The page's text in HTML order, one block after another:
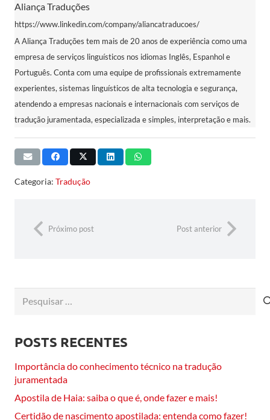
Aliança Traduções
https://www.linkedin.com/company/aliancatraducoes/
A Aliança Traduções tem mais de 20 anos de experiência como uma
empresa de serviços linguísticos nos idiomas Inglês, Espanhol e
Português. Conta com uma equipe de profissionais extremamente
experientes, sistemas linguísticos de alta tecnologia e segurança,
atendendo a empresas nacionais e internacionais com serviços de
tradução juramentada, especializada e simples, interpretação e mais.
Categoria: Tradução
Próximo post Post anterior
POSTS RECENTES
Importância do conhecimento técnico na tradução
juramentada
Apostila de Haia: saiba o que é, onde fazer e mais!
Certidão de nascimento apostilada: entenda como fazer!